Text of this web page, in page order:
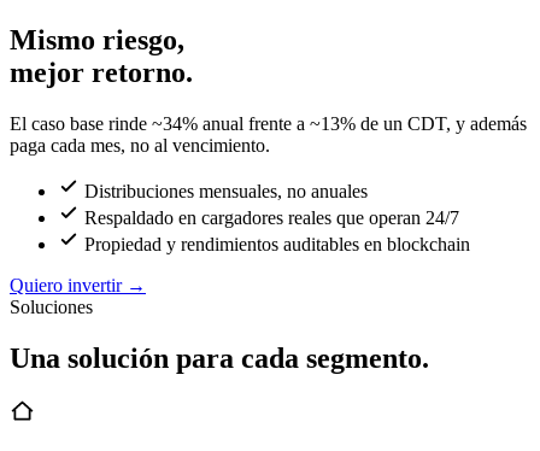
Mismo riesgo,
mejor retorno.
El caso base rinde ~34% anual frente a ~13% de un CDT, y además
paga cada mes, no al vencimiento.
Distribuciones mensuales, no anuales
Respaldado en cargadores reales que operan 24/7
Propiedad y rendimientos auditables en blockchain
Quiero invertir →
Soluciones
Una solución para cada segmento.